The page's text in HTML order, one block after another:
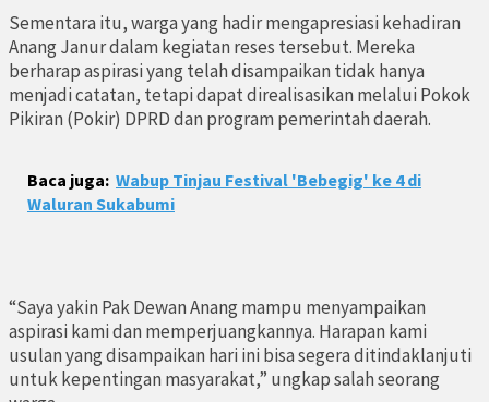
Sementara itu, warga yang hadir mengapresiasi kehadiran
Anang Janur dalam kegiatan reses tersebut. Mereka
berharap aspirasi yang telah disampaikan tidak hanya
menjadi catatan, tetapi dapat direalisasikan melalui Pokok
Pikiran (Pokir) DPRD dan program pemerintah daerah.
Baca juga: Wabup Tinjau Festival 'Bebegig' ke 4 di
Waluran Sukabumi
“Saya yakin Pak Dewan Anang mampu menyampaikan
aspirasi kami dan memperjuangkannya. Harapan kami
usulan yang disampaikan hari ini bisa segera ditindaklanjuti
untuk kepentingan masyarakat,” ungkap salah seorang